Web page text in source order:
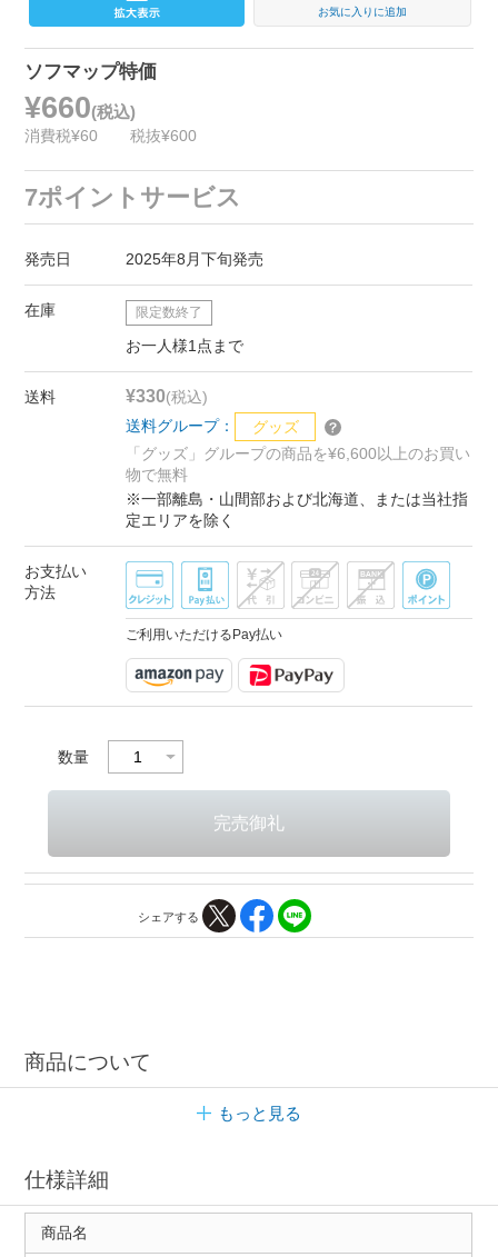
お気に入りに追加
ソフマップ特価
¥660(税込)
消費税¥60 税抜¥600
7ポイントサービス
発売日 2025年8月下旬発売
在庫 限定数終了
お一人様1点まで
送料 ¥330(税込)
送料グループ：
グッズ
「グッズ」グループの商品を¥6,600以上のお買い
物で無料
※一部離島・山間部および北海道、または当社指
定エリアを除く
お支払い
方法
ご利用いただけるPay払い
数量
シェアする
商品について
もっと見る
仕様詳細
商品名